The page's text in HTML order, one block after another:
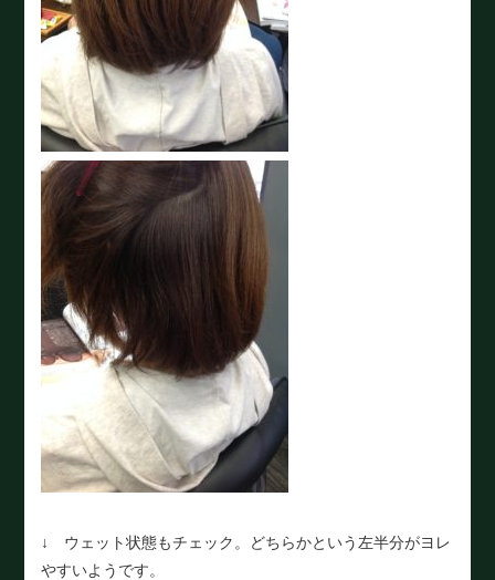
↓ ウェット状態もチェック。どちらかという左半分がヨレ
やすいようです。